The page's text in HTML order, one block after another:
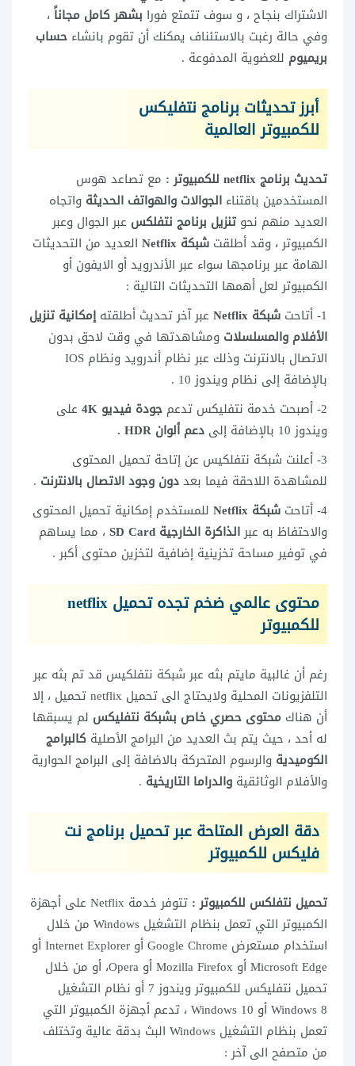
الاشتراك بنجاح ، و سوف تتمتع فورا بشهر كامل مجاناً،
وفي حالة رغبت بالاستئناف يمكنك أن تقوم بانشاء حساب
بريميوم للعضوية المدفوعة .
أبرز تحديثات برنامجنتفلیکس
للكمبيوترالعالمية
تحديث برنامج netflix للكمبيوتر :
مع تصاعد هوس
المستخدمين باقتناء الجوالات والهواتف الحديثة واتجاه
العديد منهم نحو تنزيل برنامج نتفلكس عبر الجوال وعبر
الكمبيوتر ، وقد أطلقت شبكة Netflix
العديد من التحديثات
الهامة عبر برنامجها سواء عبر الأندرويد أو الايفون أو
الكمبيوتر لعل أهمها التحديثات التالية :
1- أتاحت
شبكة Netflix عبر آخر تحديث أطلقتهإمكانية تنزيل
الأفلام والمسلسلات ومشاهدتها في وقت لاحق بدون
الاتصال بالانترنت وذلك عبر نظام أندرويد ونظام IOS
بالإضافة إلى نظام ويندوز 10 .
2- أصبحت خدمة نتفليكس تدعم
جودة فيديو 4K
على
ويندوز 10 بالإضافة إلى
دعم ألوان HDR .
3- أعلنت شبكة نتفلكيس عن إتاحة تحميل المحتوى
للمشاهدة اللاحقة فيما بعددون وجود الاتصال بالانترنت .
4- أتاحت
شبكة Netflix
للمستخدم إمكانية تحميل المحتوى
والاحتفاظ به عبرالذاكرة الخارجية SD Card
، مما يساهم
في توفير مساحة تخزينية إضافية لتخزين محتوى أكبر .
محتوى عالمي ضخم تجده تحميل netflix
للكمبيوتر
رغم أن غالبية مايتم بثه عبر شبكة نتفلكيس قد تم بثه عبر
التلفزيونات المحلية ولايحتاج الى تحميل netflix تحميل
، إلا
أن هناك محتوى حصري خاص بشبكة نتفليكس لم يسبقها
له أحد ، حيث يتم بث العديد من البرامج الأصلية كالبرامج
الكوميدية والرسوم المتحركة بالاضافة إلى البرامج الحوارية
والأفلام الوثائقية والدراما التاريخية .
دقة العرض المتاحة عبر تحميل برنامج نت
فليکس للكمبيوتر
تحميل نتفلكس للكمبيوتر :
تتوفر خدمة Netflix على أجهزة
الكمبيوتر التي تعمل بنظام التشغيل Windows من خلال
استخدام مستعرض Google Chrome أو Internet Explorer أو
Microsoft Edge أو Mozilla Firefox أو Opera، أو من خلال
تحميل نتفلیکس للكمبيوتر ويندوز 7
أو نظام التشغيل
Windows 8 أو Windows 10 ، تدعم أجهزة الكمبيوتر التي
تعمل بنظام التشغيل Windows البث بدقة عالية وتختلف
من متصفح الى آخر :